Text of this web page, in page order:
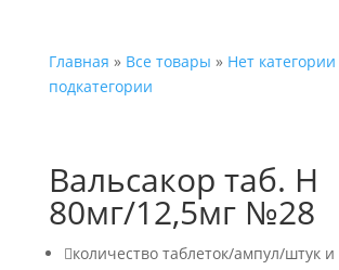
Главная » Все товары » Нет категории
подкатегории
Вальсакор таб. H
80мг/12,5мг №28
количество таблеток/ампул/штук